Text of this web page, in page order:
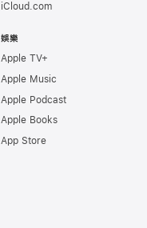
iCloud.com
娛樂
Apple TV+
Apple Music
Apple Podcast
Apple Books
App Store